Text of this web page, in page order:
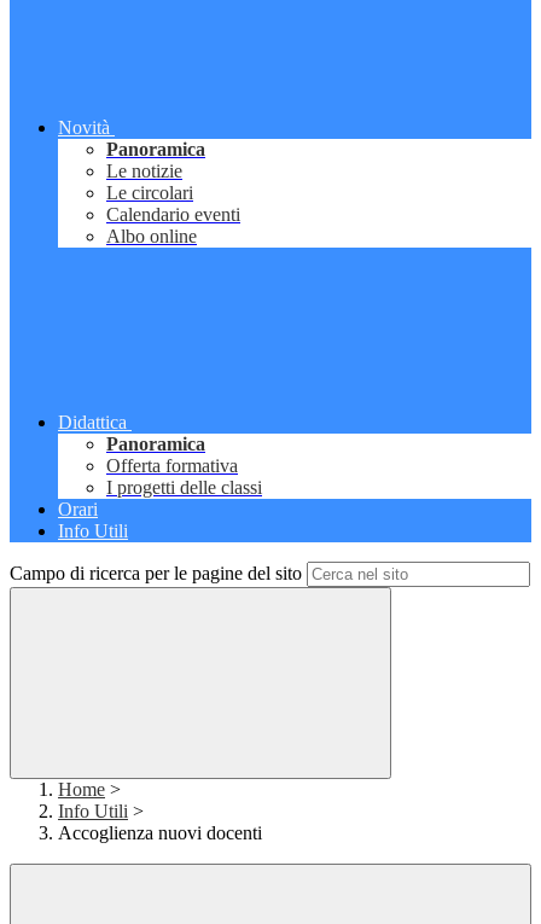
Novità
Panoramica
Le notizie
Le circolari
Calendario eventi
Albo online
Didattica
Panoramica
Offerta formativa
I progetti delle classi
Orari
Info Utili
Campo di ricerca per le pagine del sito
Home >
Info Utili >
Accoglienza nuovi docenti